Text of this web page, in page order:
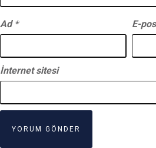
Ad * E-
İnternet sitesi